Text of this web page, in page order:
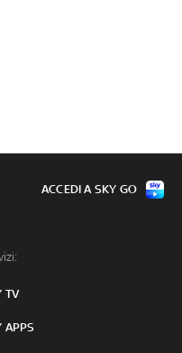
TV
APPS
ACCEDI A SKY GO